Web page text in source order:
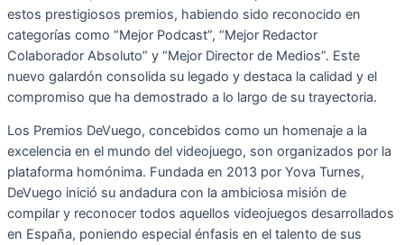
estos prestigiosos premios, habiendo sido reconocido en
categorías como “Mejor Podcast”, “Mejor Redactor
Colaborador Absoluto” y “Mejor Director de Medios”. Este
nuevo galardón consolida su legado y destaca la calidad y el
compromiso que ha demostrado a lo largo de su trayectoria.
Los Premios DeVuego, concebidos como un homenaje a la
excelencia en el mundo del videojuego, son organizados por la
plataforma homónima. Fundada en 2013 por Yova Turnes,
DeVuego inició su andadura con la ambiciosa misión de
compilar y reconocer todos aquellos videojuegos desarrollados
en España, poniendo especial énfasis en el talento de sus